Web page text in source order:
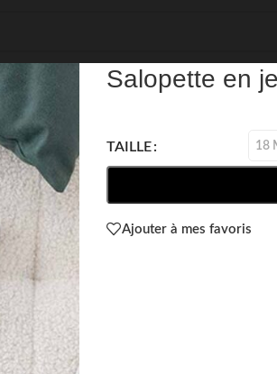
Salopette en
TAILLE 18
Ajouter à mes favoris